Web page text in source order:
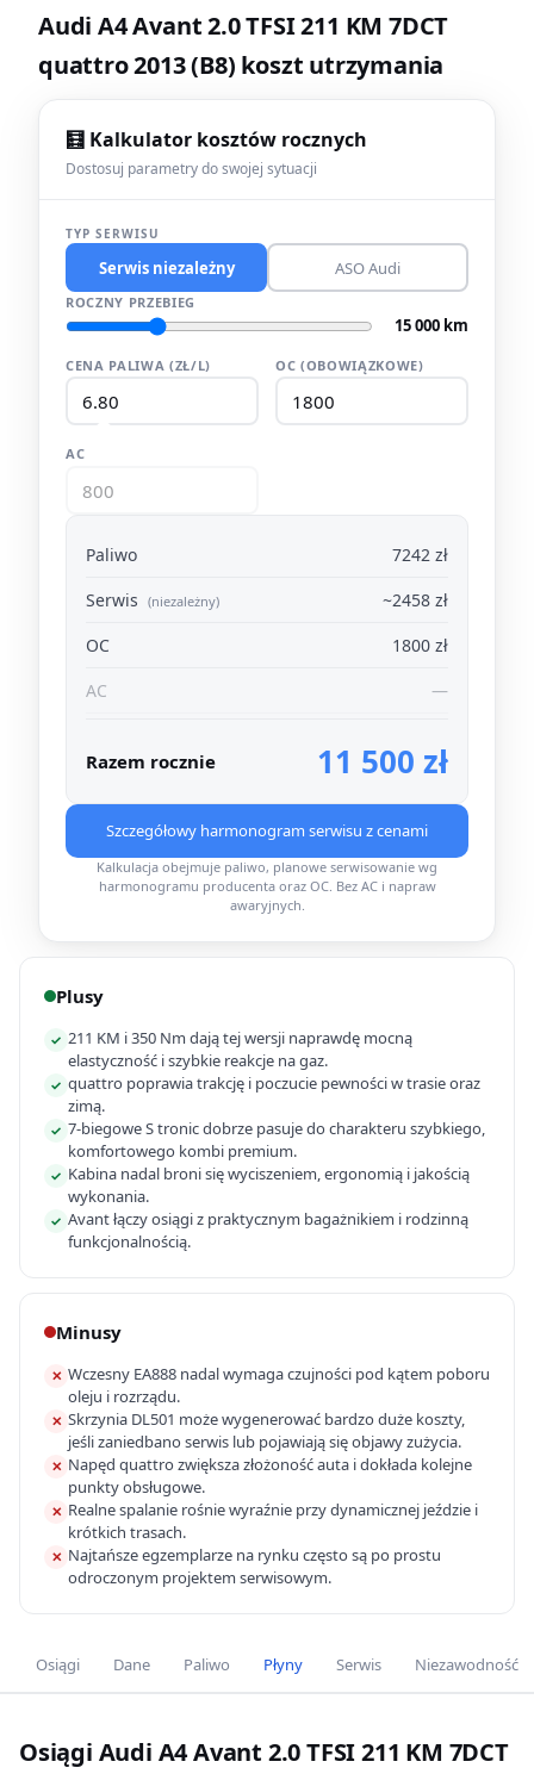
Audi A4 Avant 2.0 TFSI 211 KM 7DCT
quattro 2013 (B8) koszt utrzymania
🧮 Kalkulator kosztów rocznych
Dostosuj parametry do swojej sytuacji
TYP SERWISU
Serwis niezależny ASO Audi
ROCZNY PRZEBIEG
15 000 km
CENA PALIWA (ZŁ/L) OC (OBOWIĄZKOWE)
AC
Paliwo
7242 zł
Serwis (niezależny)
~2458 zł
OC
1800 zł
AC
—
Razem rocznie 11 500 zł
Szczegółowy harmonogram serwisu z cenami
Kalkulacja obejmuje paliwo, planowe serwisowanie wg
harmonogramu producenta oraz OC. Bez AC i napraw
awaryjnych.
Plusy
✓ 211 KM i 350 Nm dają tej wersji naprawdę mocną
elastyczność i szybkie reakcje na gaz.
✓ quattro poprawia trakcję i poczucie pewności w trasie oraz
zimą.
✓ 7-biegowe S tronic dobrze pasuje do charakteru szybkiego,
komfortowego kombi premium.
✓ Kabina nadal broni się wyciszeniem, ergonomią i jakością
wykonania.
✓ Avant łączy osiągi z praktycznym bagażnikiem i rodzinną
funkcjonalnością.
Minusy
✕ Wczesny EA888 nadal wymaga czujności pod kątem poboru
oleju i rozrządu.
✕ Skrzynia DL501 może wygenerować bardzo duże koszty,
jeśli zaniedbano serwis lub pojawiają się objawy zużycia.
✕ Napęd quattro zwiększa złożoność auta i dokłada kolejne
punkty obsługowe.
✕ Realne spalanie rośnie wyraźnie przy dynamicznej jeździe i
krótkich trasach.
✕ Najtańsze egzemplarze na rynku często są po prostu
odroczonym projektem serwisowym.
Osiągi Dane Paliwo Płyny Serwis Niezawodność
Osiągi Audi A4 Avant 2.0 TFSI 211 KM 7DCT